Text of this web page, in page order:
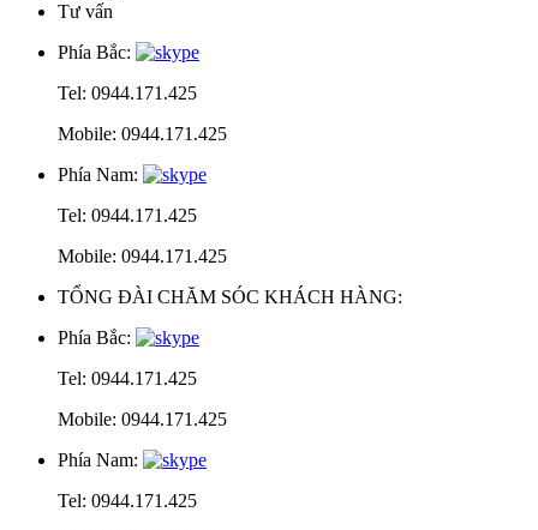
Tư vấn
Phía Bắc:
Tel: 0944.171.425
Mobile: 0944.171.425
Phía Nam:
Tel: 0944.171.425
Mobile: 0944.171.425
TỔNG ĐÀI CHĂM SÓC KHÁCH HÀNG:
Phía Bắc:
Tel: 0944.171.425
Mobile: 0944.171.425
Phía Nam:
Tel: 0944.171.425